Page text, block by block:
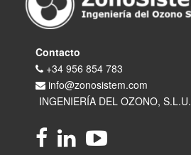
Contacto
+34 956 854 783
info@zonosistem.com
INGENIERÍA DEL OZONO, S.L.U.